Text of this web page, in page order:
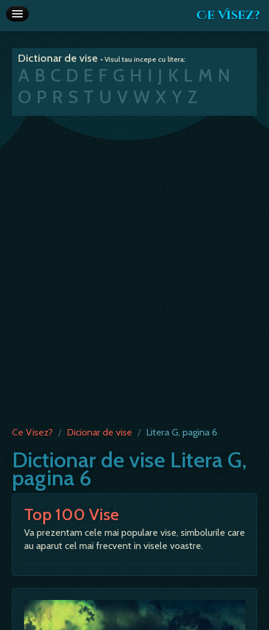
Ce Visez?
Interpretare vise
Articole
Va recomandam
Dictionar de vise • Visul tau incepe cu litera:
A B C D E F G H I J K L M N
O P R S T U V W X Y Z
Ce Visez? / Dicionar de vise / Litera G, pagina 6
Dictionar de vise Litera G,
pagina 6
Top 100 Vise
Va prezentam cele mai populare vise, simbolurile care
au aparut cel mai frecvent in visele voastre.